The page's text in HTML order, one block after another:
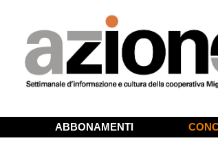
ABBONAMENTI